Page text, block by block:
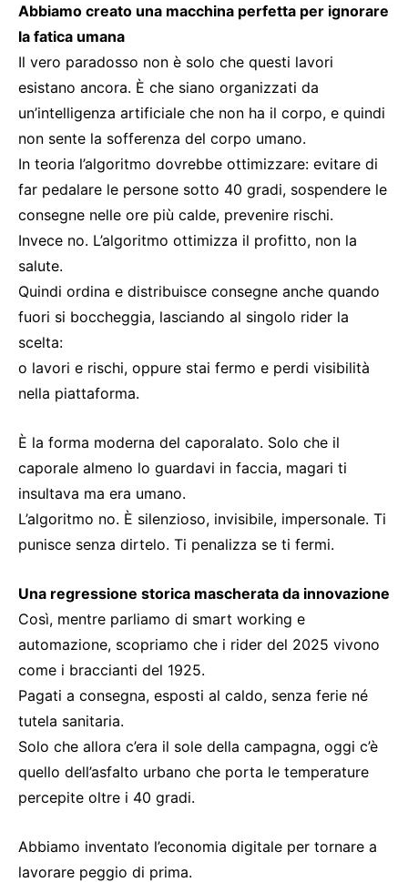
Abbiamo creato una macchina perfetta per ignorare
la fatica umana
Il vero paradosso non è solo che questi lavori
esistano ancora. È che siano organizzati da
un’intelligenza artificiale che non ha il corpo, e quindi
non sente la sofferenza del corpo umano.
In teoria l’algoritmo dovrebbe ottimizzare: evitare di
far pedalare le persone sotto 40 gradi, sospendere le
consegne nelle ore più calde, prevenire rischi.
Invece no. L’algoritmo ottimizza il profitto, non la
salute.
Quindi ordina e distribuisce consegne anche quando
fuori si boccheggia, lasciando al singolo rider la
scelta:
o lavori e rischi, oppure stai fermo e perdi visibilità
nella piattaforma.
È la forma moderna del caporalato. Solo che il
caporale almeno lo guardavi in faccia, magari ti
insultava ma era umano.
L’algoritmo no. È silenzioso, invisibile, impersonale. Ti
punisce senza dirtelo. Ti penalizza se ti fermi.
Una regressione storica mascherata da innovazione
Così, mentre parliamo di smart working e
automazione, scopriamo che i rider del 2025 vivono
come i braccianti del 1925.
Pagati a consegna, esposti al caldo, senza ferie né
tutela sanitaria.
Solo che allora c’era il sole della campagna, oggi c’è
quello dell’asfalto urbano che porta le temperature
percepite oltre i 40 gradi.
Abbiamo inventato l’economia digitale per tornare a
lavorare peggio di prima.